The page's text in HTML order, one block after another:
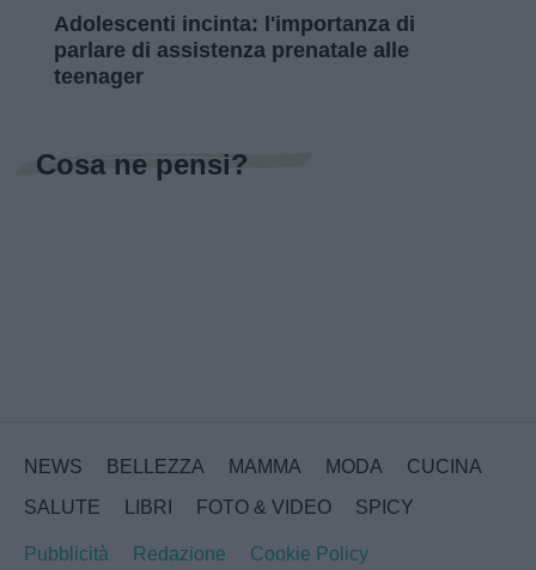
Adolescenti incinta: l'importanza di
parlare di assistenza prenatale alle
teenager
Cosa ne pensi?
NEWS BELLEZZA MAMMA MODA
CUCINA
SALUTE
LIBRI FOTO & VIDEO SPICY
Pubblicità Redazione Cookie Policy